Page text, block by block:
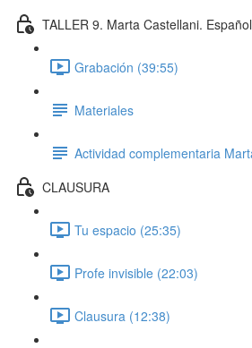
TALLER 9. Marta Castellani.
Grabación (39:55)
Materiales
Actividad complementaria
CLAUSURA
Tu espacio (25:35)
Profe invisible (22:03)
Clausura (12:38)